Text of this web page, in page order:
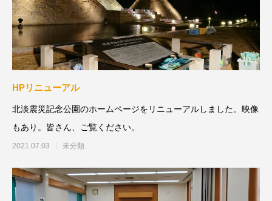
HPリニューアル
北淡震災記念公園のホームページをリニューアルしました。映像
もあり。皆さん、ご覧ください。
2021.07.03 未分類